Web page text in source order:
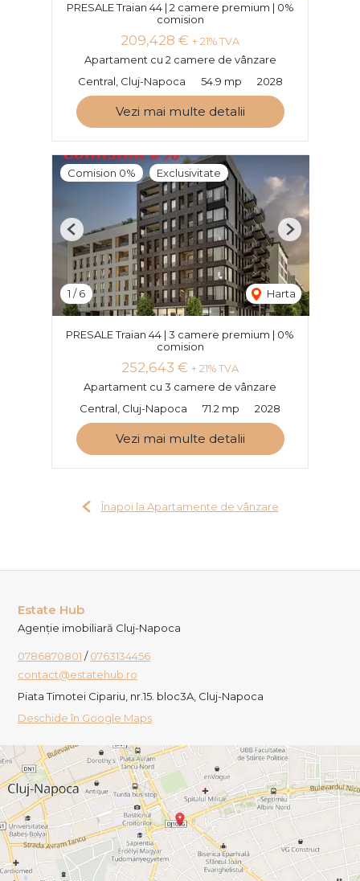
PRESALE Traian 44 | 2 camere premium | 0%
comision
209,428 € + 21% TVA
Apartament cu 2 camere de vânzare
Central, Cluj-Napoca
54.9 mp 2028
Vezi mai multe detalii
Comision 0% Exclusivitate
1 /6 Harta
Previous Next
PRESALE Traian 44 | 3 camere premium | 0%
comision
252,643 € + 21% TVA
Apartament cu 3 camere de vânzare
Central, Cluj-Napoca
71.2 mp 2028
Vezi mai multe detalii
Înapoi la Apartamente de vânzare
Estate Hub
Agenție imobiliară Cluj-Napoca
0786870801 /0763134456
contact@estatehub.ro
Piata Timotei Cipariu, nr.15. bloc3A, Cluj-Napoca
Deschide în Google Maps